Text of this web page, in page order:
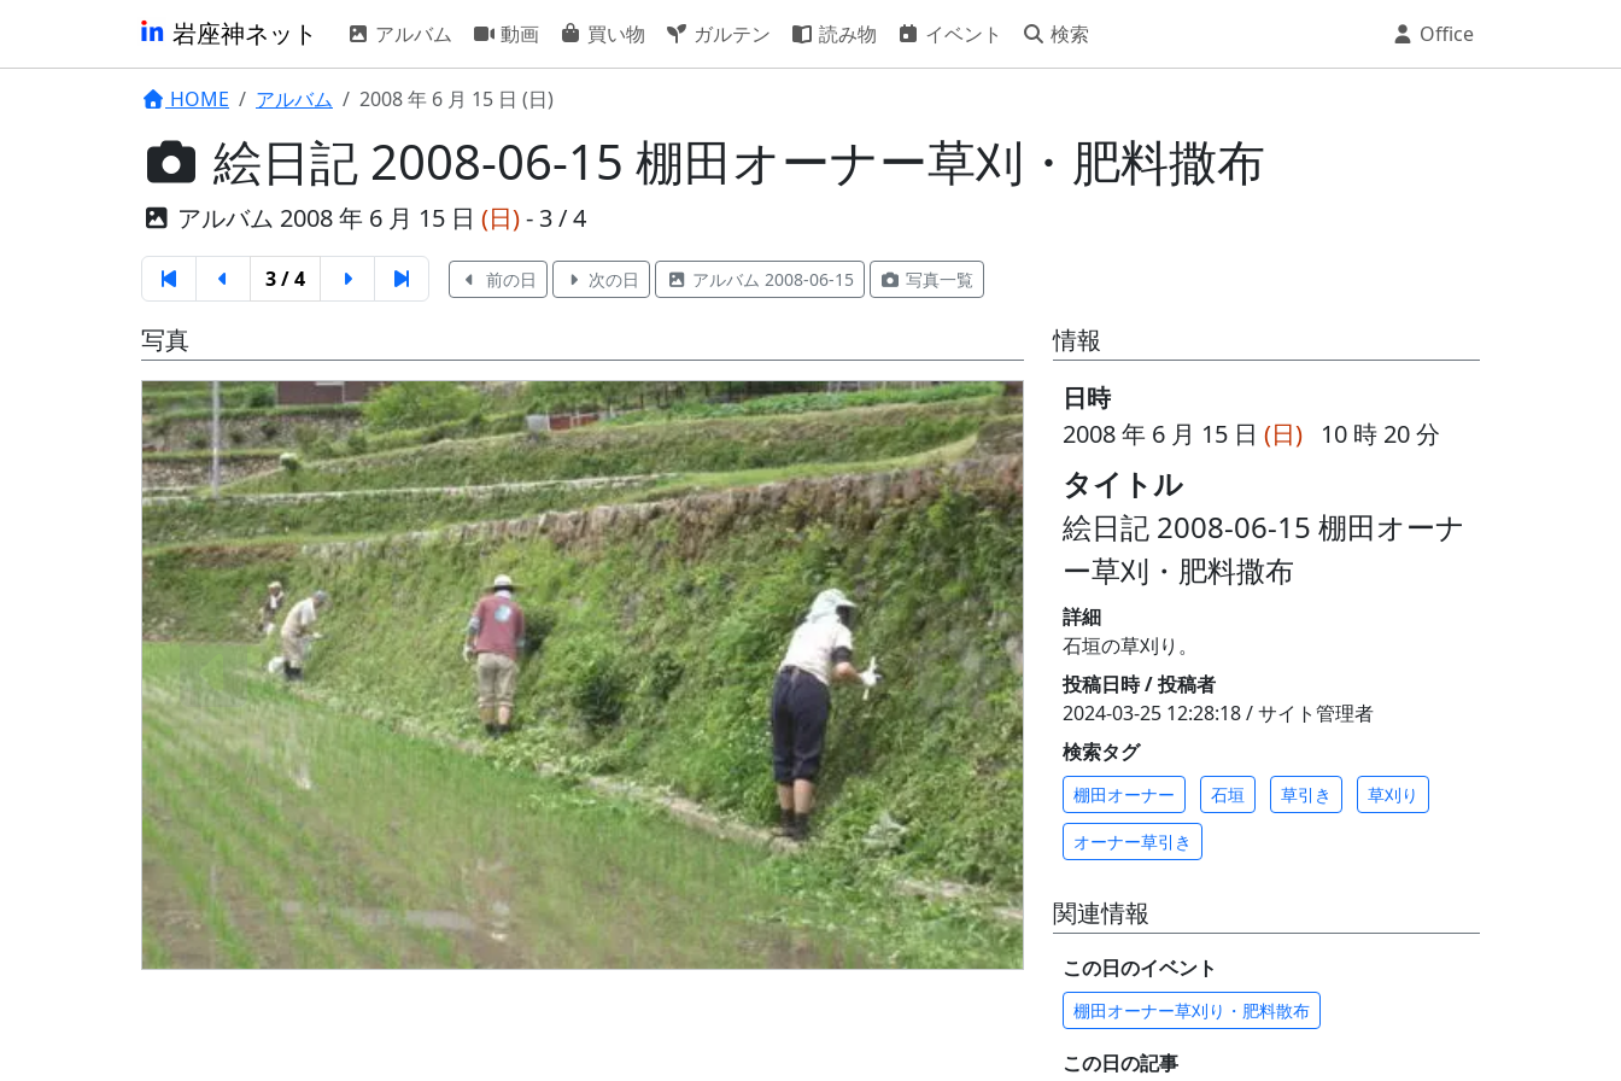
岩座神ネット アルバム 動画 買い物 ガルテン 読み物 イベント 検索 Office
HOME アルバム 2008 年 6 月 15 日 (日)
絵日記 2008-06-15 棚田オーナー草刈・肥料撒布
アルバム 2008 年 6 月 15 日 (日)- 3 / 4
3 / 4 前の日 次の日 アルバム 2008-06-15 写真一覧
写真
情報
日時
2008 年 6 月 15 日 (日) 10 時 20 分
タイトル
絵日記 2008-06-15 棚田オーナ
ー草刈・肥料撒布
詳細
石垣の草刈り。
投稿日時 / 投稿者
2024-03-25 12:28:18 / サイト管理者
検索タグ
棚田オーナー 石垣 草引き 草刈り
オーナー草引き
関連情報
この日のイベント
棚田オーナー草刈り・肥料散布
この日の記事